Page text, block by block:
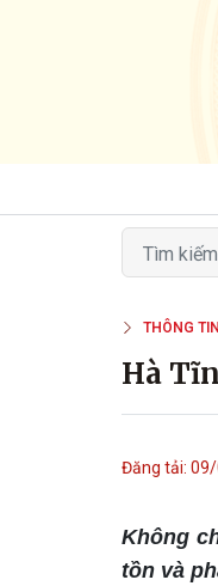
THÔNG
Hà
Đăng tải:
Không
tồn và